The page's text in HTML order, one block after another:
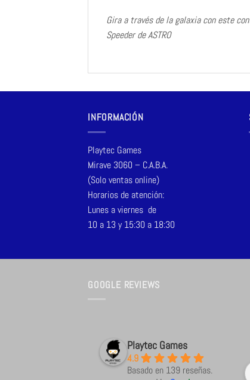
Gira a través de la galaxia con este
Speeder de ASTRO
INFORMACIÓN
Playtec Games
Mirave 3060 – C.A.B.A.
(Solo ventas online)
Horarios de atención:
Lunes a viernes de
10 a 13 y 15:30 a 18:30
GOOGLE REVIEWS
Playtec Games
4.9
Basado en 139 reseñas.
hace 2 meses
Uno de los mejores lugares tanto